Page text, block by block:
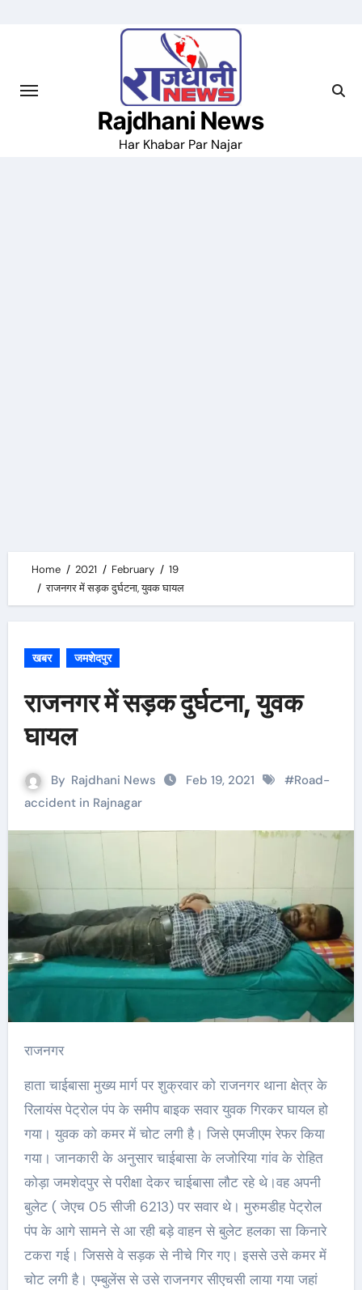
Rajdhani News
Har Khabar Par Najar
Home 2021 February
19
राजनगर में सड़क दुर्घटना, युवक घायल
खबर जमशेदपुर
राजनगर में सड़क दुर्घटना, युवक
घायल
By Rajdhani News Feb 19, 2021 #Road-
accident in Rajnagar
राजनगर
हाता चाईबासा मुख्य मार्ग पर शुक्रवार को राजनगर थाना क्षेत्र के
रिलायंस पेट्रोल पंप के समीप बाइक सवार युवक गिरकर घायल हो
गया। युवक को कमर में चोट लगी है। जिसे एमजीएम रेफर किया
गया। जानकारी के अनुसार चाईबासा के लजोरिया गांव के रोहित
कोड़ा जमशेदपुर से परीक्षा देकर चाईबासा लौट रहे थे।वह अपनी
बुलेट ( जेएच 05 सीजी 6213) पर सवार थे। मुरुमडीह पेट्रोल
पंप के आगे सामने से आ रही बड़े वाहन से बुलेट हलका सा किनारे
टकरा गई। जिससे वे सड़क से नीचे गिर गए। इससे उसे कमर में
चोट लगी है। एम्बुलेंस से उसे राजनगर सीएचसी लाया गया जहां